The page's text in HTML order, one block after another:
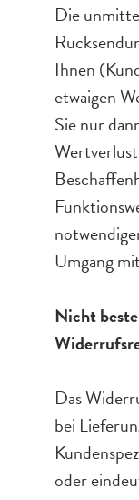
Die
Ihnen
etwaigen
Sie nur
Umgang
Nicht
Das
bei
oder